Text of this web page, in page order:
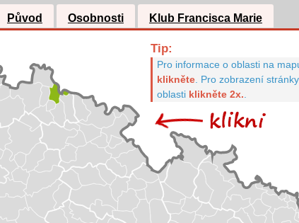
Původ Osobnosti Klub Francisca Marie
Tip:
Pro informace o oblasti na
klikněte. Pro zobrazení stránky
oblasti klikněte 2x.